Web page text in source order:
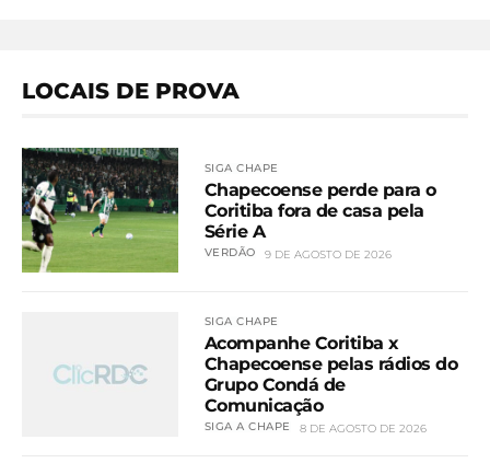
LOCAIS DE PROVA
SIGA CHAPE
Chapecoense perde para o
Coritiba fora de casa pela
Série A
VERDÃO 9 DE AGOSTO DE 2026
SIGA CHAPE
Acompanhe Coritiba x
Chapecoense pelas rádios do
Grupo Condá de
Comunicação
SIGA A CHAPE 8 DE AGOSTO DE 2026